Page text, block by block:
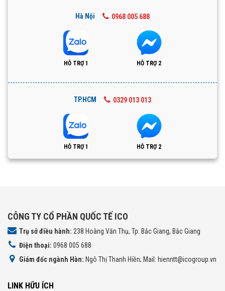
Hà Nội 0968 005 688
HỖ TRỢ 1 HỖ TRỢ 2
TP.HCM 0329 013 013
HỖ TRỢ 1 HỖ TRỢ 2
CÔNG TY CỔ PHẦN QUỐC TẾ ICO
Trụ sở điều hành: 238 Hoàng Văn Thụ, Tp. Bắc Giang, Bắc Giang
Điện thoại: 0968 005 688
Giám đốc ngành Hàn: Ngô Thị Thanh Hiền; Mail: hienntt@icogroup.vn
LINK HỮU ÍCH